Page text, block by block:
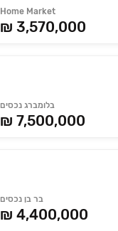
Home Market
₪ 3,570,000
בלומברג נכסים
₪ 7,500,000
בר בן נכסים
₪ 4,400,000